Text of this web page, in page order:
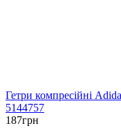
Гетри компресійні
5144757
187грн